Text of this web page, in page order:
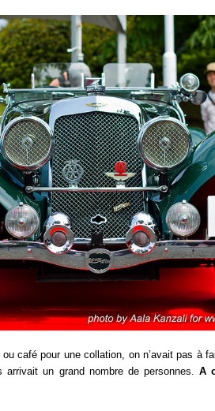
café pour une collation, on n’avait pas à
un grand nombre de personnes. A